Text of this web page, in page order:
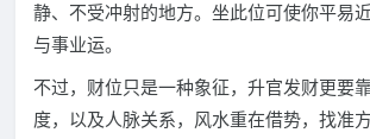
静、不受冲射的地方。坐此位可使你平易
与事业运。
不过，财位只是一种象征，升官发财更要
度，以及人脉关系，风水重在借势，找准